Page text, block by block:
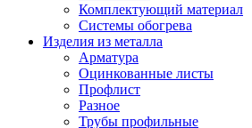
Комплектующий материал
Системы обогрева
Изделия из металла
Арматура
Оцинкованные листы
Профлист
Разное
Трубы профильные